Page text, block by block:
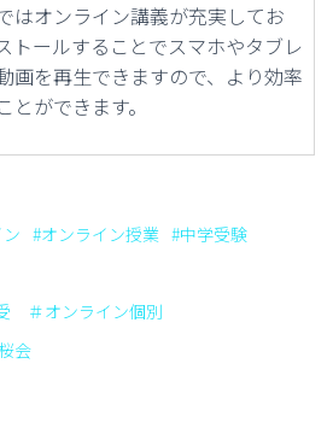
はオンライン講義が充実してお
トールすることでスマホやタブレ
画を再生できますので、より効率
ができます。
#オンライン授業 #中学受験
＃オンライン個別
会